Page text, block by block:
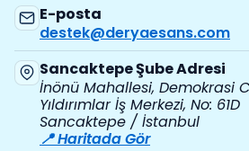
E-posta
destek@deryaesans.com
Sancaktepe Şube Adresi
İnönü Mahallesi, Demokrasi
Yıldırımlar İş Merkezi, No: 61D
Sancaktepe / İstanbul
📍 Haritada Gör